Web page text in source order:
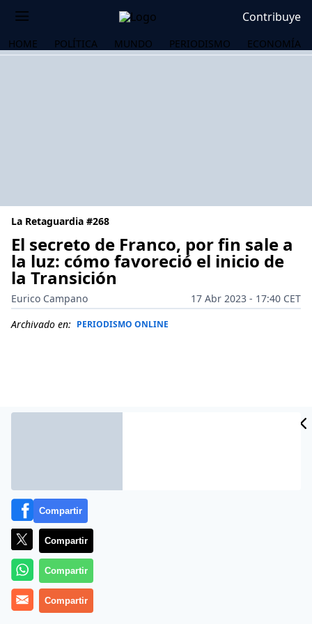
Contribuye
HOME POLÍTICA MUNDO PERIODISMO ECONOMÍA
La Retaguardia #268
El secreto de Franco, por fin sale a
la luz: cómo favoreció el inicio de
la Transición
Eurico Campano
17 Abr 2023 - 17:40 CET
Archivado en: PERIODISMO ONLINE
Más información
Compartir
Compartir
Compartir
Compartir